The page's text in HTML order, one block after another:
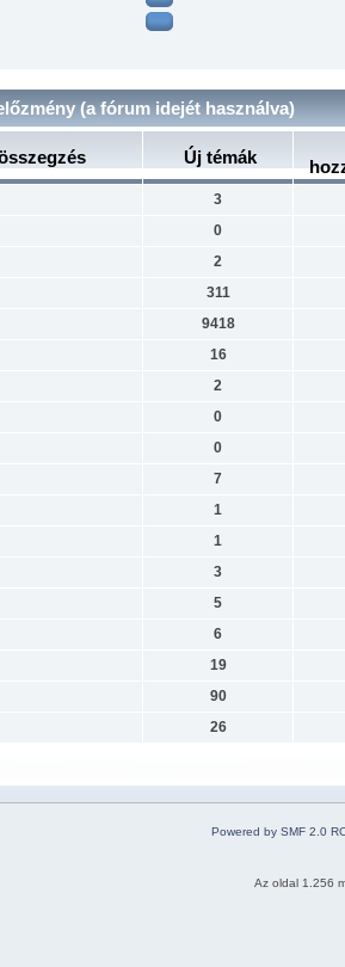
(a fórum idejét használva)
Új témák
3
0
2
311
9418
16
2
0
0
7
1
1
3
5
6
19
90
26
Powered by SMF 2.0
Az oldal 1.256